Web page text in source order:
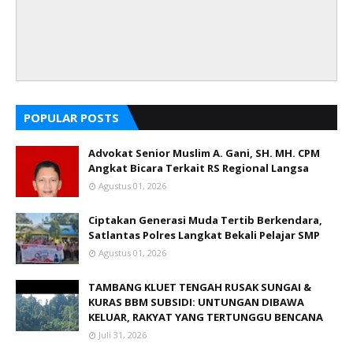
POPULAR POSTS
Advokat Senior Muslim A. Gani, SH. MH. CPM
Angkat Bicara Terkait RS Regional Langsa
Agustus 01, 2026
Ciptakan Generasi Muda Tertib Berkendara,
Satlantas Polres Langkat Bekali Pelajar SMP
Agustus 01, 2026
TAMBANG KLUET TENGAH RUSAK SUNGAI &
KURAS BBM SUBSIDI: UNTUNGAN DIBAWA
KELUAR, RAKYAT YANG TERTUNGGU BENCANA
Juli 31, 2026